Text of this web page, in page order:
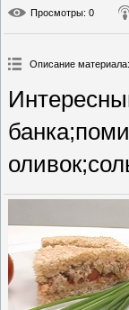
Просмотры: 0
Описание материала: